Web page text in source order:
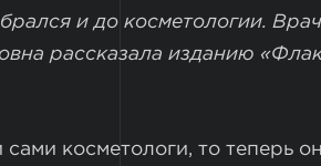
и до косметологии.
рассказала изданию
косметологи, то теперь